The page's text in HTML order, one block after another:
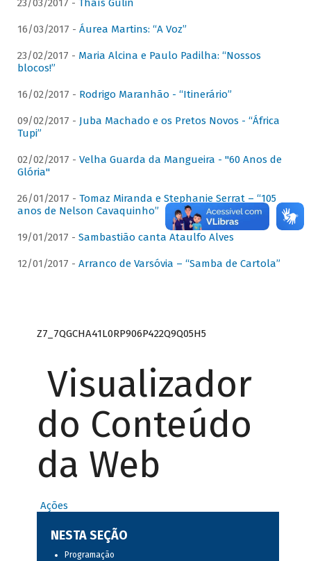
23/03/2017 - Thaís Gulin
16/03/2017 - Áurea Martins: “A Voz”
23/02/2017 - Maria Alcina e Paulo Padilha: “Nossos
blocos!”
16/02/2017 - Rodrigo Maranhão - “Itinerário”
09/02/2017 - Juba Machado e os Pretos Novos - “África
Tupi”
02/02/2017 - Velha Guarda da Mangueira - "60 Anos de
Glória"
26/01/2017 - Tomaz Miranda e Stephanie Serrat – “105
anos de Nelson Cavaquinho”
19/01/2017 - Sambastião canta Ataulfo Alves
12/01/2017 - Arranco de Varsóvia – “Samba de Cartola”
Z7_7QGCHA41L0RP906P422Q9Q05H5
Visualizador
do Conteúdo
da Web
Ações
NESTA SEÇÃO
Programação